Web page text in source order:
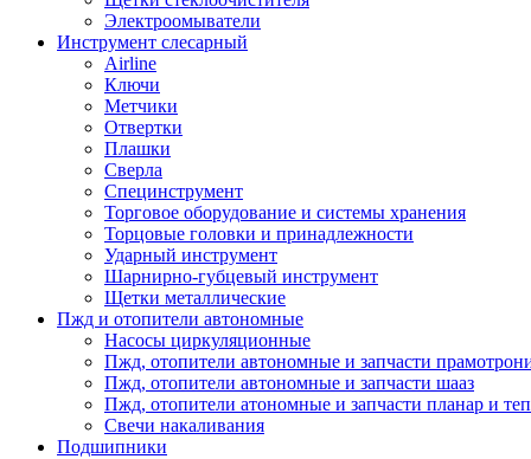
Электроомыватели
Инструмент слесарный
Airline
Ключи
Метчики
Отвертки
Плашки
Сверла
Специнструмент
Торговое оборудование и системы хранения
Торцовые головки и принадлежности
Ударный инструмент
Шарнирно-губцевый инструмент
Щетки металлические
Пжд и отопители автономные
Насосы циркуляционные
Пжд, отопители автономные и запчасти
Пжд, отопители автономные и запчасти шааз
Пжд, отопители атономные и запчасти планар и
Свечи накаливания
Подшипники